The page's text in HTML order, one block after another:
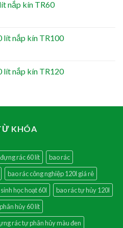
nắp kín TR60
lít nắp kín TR100
lít nắp kín TR120
KHÓA
rác 60 lít
bao rác
bao rác công nghiệp 120l giá rẻ
học hoạt 60l
bao rác tự hủy 120l
hủy 60 lít
rác tự phân hủy màu đen